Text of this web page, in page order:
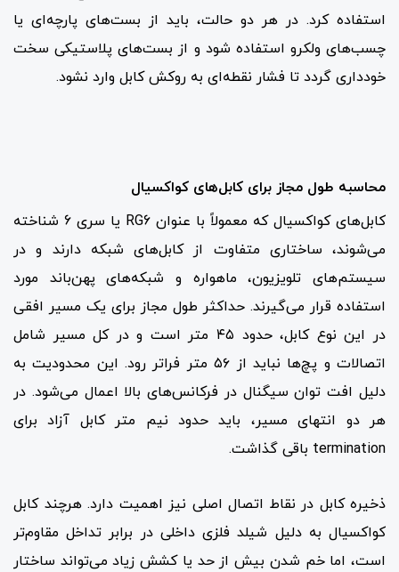
استفاده کرد. در هر دو حالت، باید از بست‌های پارچه‌ای یا
چسب‌های ولکرو استفاده شود و از بست‌های پلاستیکی سخت
خودداری گردد تا فشار نقطه‌ای به روکش کابل وارد نشود.
محاسبه طول مجاز برای کابل‌های کواکسیال
کابل‌های کواکسیال که معمولاً با عنوان RG6 یا سری 6 شناخته
می‌شوند، ساختاری متفاوت از کابل‌های شبکه دارند و در
سیستم‌های تلویزیون، ماهواره و شبکه‌های پهن‌باند مورد
استفاده قرار می‌گیرند. حداکثر طول مجاز برای یک مسیر افقی
در این نوع کابل، حدود ۴۵ متر است و در کل مسیر شامل
اتصالات و پچ‌ها نباید از ۵۶ متر فراتر رود. این محدودیت به
دلیل افت توان سیگنال در فرکانس‌های بالا اعمال می‌شود. در
هر دو انتهای مسیر، باید حدود نیم متر کابل آزاد برای
termination باقی گذاشت.
ذخیره کابل در نقاط اتصال اصلی نیز اهمیت دارد. هرچند کابل
کواکسیال به دلیل شیلد فلزی داخلی در برابر تداخل مقاوم‌تر
است، اما خم شدن بیش از حد یا کشش زیاد می‌تواند ساختار